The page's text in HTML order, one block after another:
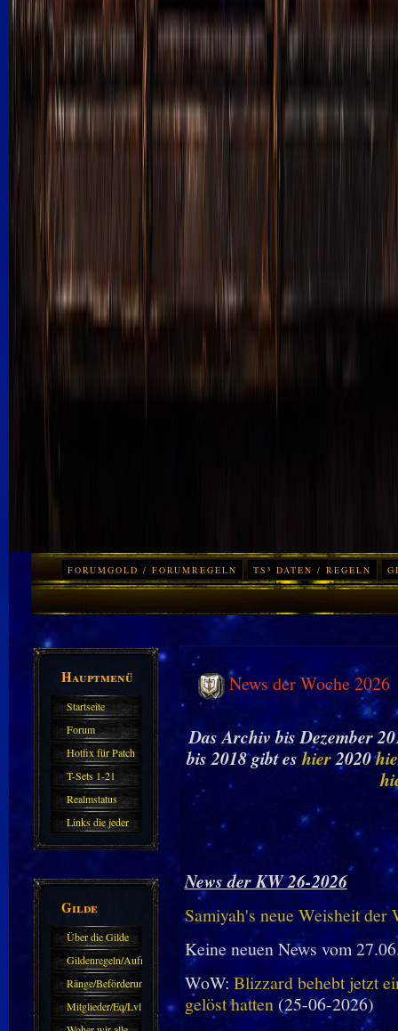
FORUMGOLD / FORUMREGELN TS³ DATEN / REGELN
Hauptmenü
Startseite
Forum
Hotfix für Patch
11.X
T-Sets 1-21
Realmstatus
Links die jeder
kennen sollte?!
Gilde
Über die Gilde
(DAW)
Gildenregeln/Aufnahme
Ränge/Beförderungen
Mitglieder/Eq/Lvl
News der Woche 2026
Das Archiv bis Dezember
bis 2018 gibt es hier2020
News der KW 26-2026
Samiyah's neue Weisheit der
Keine neuen News vom
WoW: Blizzard behebt jetzt
gelöst hatten(25-06-2026)